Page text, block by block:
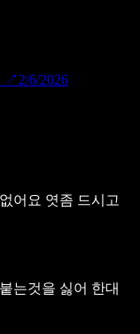
↗ 2/6/2026
어요 엿좀 드시고
는것을 싫어 한대